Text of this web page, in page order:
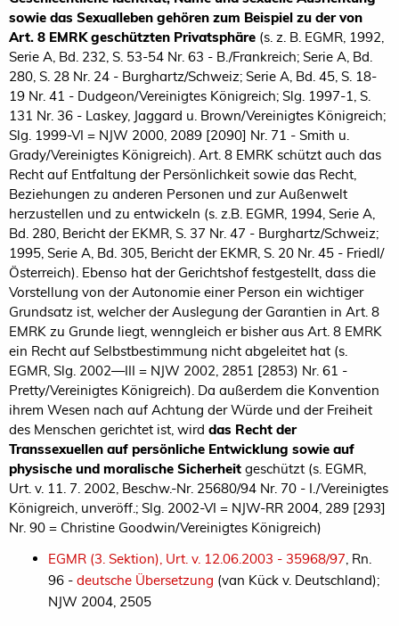
sowie das Sexualleben gehören zum Beispiel zu der von
Art. 8 EMRK geschützten Privatsphäre (s. z. B. EGMR, 1992,
Serie A, Bd. 232, S. 53-54 Nr. 63 - B./Frankreich; Serie A, Bd.
280, S. 28 Nr. 24 - Burghartz/Schweiz; Serie A, Bd. 45, S. 18-
19 Nr. 41 - Dudgeon/Vereinigtes Königreich; Slg. 1997-1, S.
131 Nr. 36 - Laskey, Jaggard u. Brown/Vereinigtes Königreich;
Slg. 1999-VI = NJW 2000, 2089 [2090] Nr. 71 - Smith u.
Grady/Vereinigtes Königreich). Art. 8 EMRK schützt auch das
Recht auf Entfaltung der Persönlichkeit sowie das Recht,
Beziehungen zu anderen Personen und zur Außenwelt
herzustellen und zu entwickeln (s. z.B. EGMR, 1994, Serie A,
Bd. 280, Bericht der EKMR, S. 37 Nr. 47 - Burghartz/Schweiz;
1995, Serie A, Bd. 305, Bericht der EKMR, S. 20 Nr. 45 - Friedl/
Österreich). Ebenso hat der Gerichtshof festgestellt, dass die
Vorstellung von der Autonomie einer Person ein wichtiger
Grundsatz ist, welcher der Auslegung der Garantien in Art. 8
EMRK zu Grunde liegt, wenngleich er bisher aus Art. 8 EMRK
ein Recht auf Selbstbestimmung nicht abgeleitet hat (s.
EGMR, Slg. 2002—III = NJW 2002, 2851 [2853) Nr. 61 -
Pretty/Vereinigtes Königreich). Da außerdem die Konvention
ihrem Wesen nach auf Achtung der Würde und der Freiheit
des Menschen gerichtet ist, wird das Recht der
Transsexuellen auf persönliche Entwicklung sowie auf
physische und moralische Sicherheit geschützt (s. EGMR,
Urt. v. 11. 7. 2002, Beschw.-Nr. 25680/94 Nr. 70 - I./Vereinigtes
Königreich, unveröff.; Slg. 2002-VI = NJW-RR 2004, 289 [293]
Nr. 90 = Christine Goodwin/Vereinigtes Königreich)
EGMR (3. Sektion), Urt. v. 12.06.2003 - 35968/97, Rn.
96 - deutsche Übersetzung (van Kück v. Deutschland);
NJW 2004, 2505